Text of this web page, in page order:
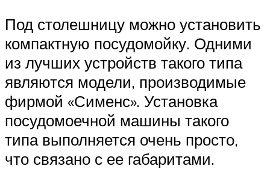
Под столешницу можно установить
компактную посудомойку. Одними
из лучших устройств такого типа
являются модели, производимые
фирмой «Сименс». Установка
посудомоечной машины такого
типа выполняется очень просто,
что связано с ее габаритами.